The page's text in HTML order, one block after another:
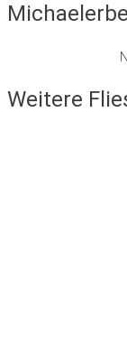
Weitere